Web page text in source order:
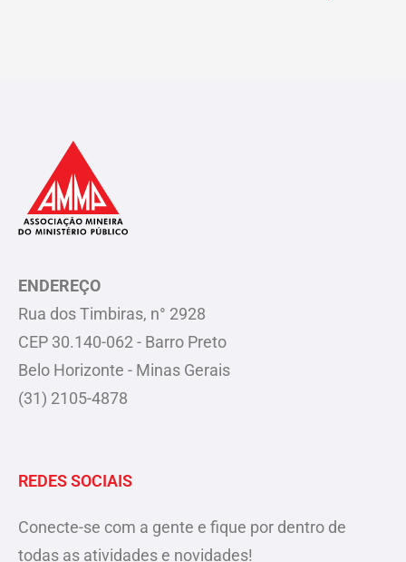
ENDEREÇO
Rua dos Timbiras, n° 2928
CEP 30.140-062 - Barro Preto
Belo Horizonte - Minas Gerais
(31) 2105-4878
REDES SOCIAIS
Conecte-se com a gente e fique por dentro de
todas as atividades e novidades!